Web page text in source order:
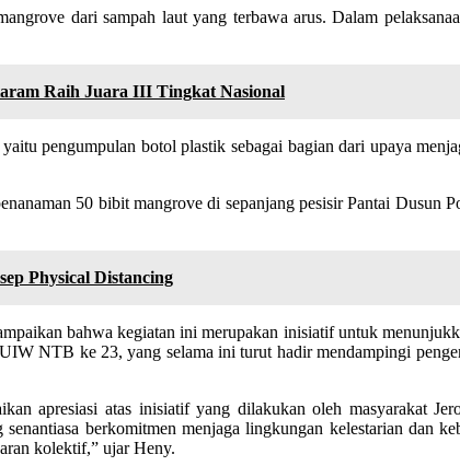
dari sampah laut yang terbawa arus. Dalam
Raih Juara III Tingkat Nasional
pengumpulan botol plastik sebagai bagian dari upaya
50 bibit mangrove di sepanjang pesisir Pantai Dusun
Physical Distancing
bahwa kegiatan ini merupakan inisiatif untuk
NTB ke 23, yang selama ini turut hadir mendampingi
apresiasi atas inisiatif yang dilakukan oleh masyarakat
berkomitmen menjaga lingkungan kelestarian dan
kolektif,” ujar Heny.